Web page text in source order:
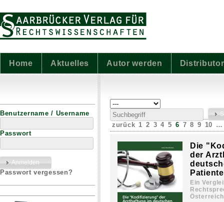
Home Aktuelles Autor werden
Benutzername / Username
Passwort
Passwort vergessen?
zurück 1 2 3 4 5 6 7 8 9 10 …
Die
der
Ein
Österreich